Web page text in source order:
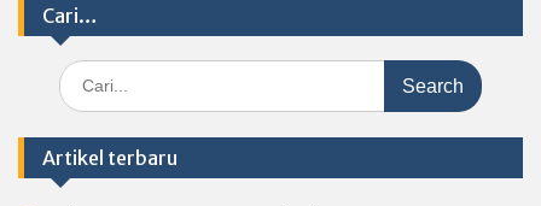
Cari…
Search
for:
Artikel terbaru